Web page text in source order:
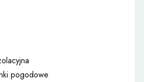
pogodowe